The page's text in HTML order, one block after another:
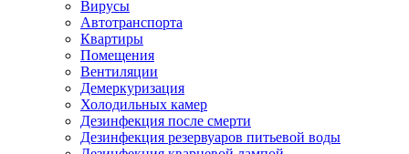
Вирусы
Автотранспорта
Квартиры
Помещения
Вентиляции
Демеркуризация
Холодильных камер
Дезинфекция после смерти
Дезинфекция резервуаров питьевой воды